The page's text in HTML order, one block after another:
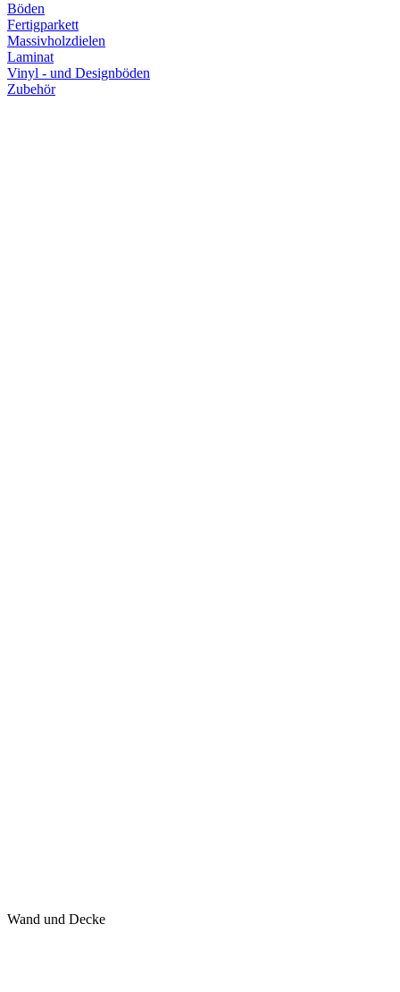
Böden
Fertigparkett
Massivholzdielen
Laminat
Vinyl - und Designböden
Zubehör
Wand und Decke